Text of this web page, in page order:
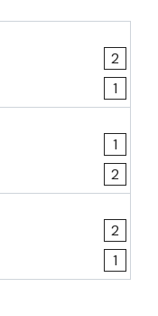
2
1
1
2
2
1